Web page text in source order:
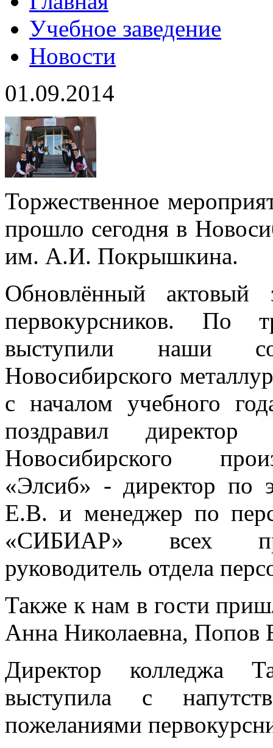
Учебное заведение
Новости
01.09.2014
Торжественное
прошло сегодня в
им. А.И. Покрышкина.
Обновлённый
первокурсников. По
выступили наши
Новосибирского
с началом учебного
поздравил
Новосибирского
«Элсиб» - директор по
Е.В. и менеджер по
«СИБИАР» всех
руководитель отдела
Также к нам в гости
Анна Николаевна, Попов
Директор колледжа
выступила с
пожеланиями